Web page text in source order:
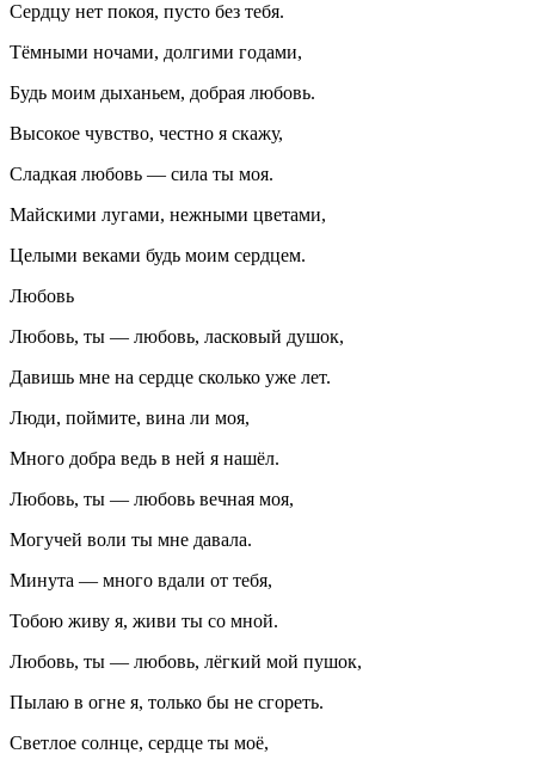
Сердцу нет покоя, пусто без тебя.
Тёмными ночами, долгими годами,
Будь моим дыханьем, добрая любовь.
Высокое чувство, честно я скажу,
Сладкая любовь — сила ты моя.
Майскими лугами, нежными цветами,
Целыми веками будь моим сердцем.
Любовь
Любовь, ты — любовь, ласковый душок,
Давишь мне на сердце сколько уже лет.
Люди, поймите, вина ли моя,
Много добра ведь в ней я нашёл.
Любовь, ты — любовь вечная моя,
Могучей воли ты мне давала.
Минута — много вдали от тебя,
Тобою живу я, живи ты со мной.
Любовь, ты — любовь, лёгкий мой пушок,
Пылаю в огне я, только бы не сгореть.
Светлое солнце, сердце ты моё,